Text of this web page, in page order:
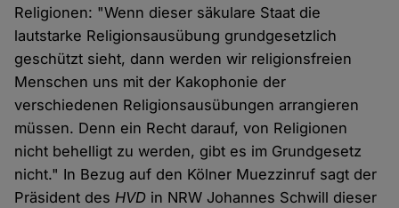
Religionen: "Wenn dieser säkulare Staat die
lautstarke Religionsausübung grundgesetzlich
geschützt sieht, dann werden wir religionsfreien
Menschen uns mit der Kakophonie der
verschiedenen Religions­ausübungen arrangieren
müssen. Denn ein Recht darauf, von Religionen
nicht behelligt zu werden, gibt es im Grundgesetz
nicht." In Bezug auf den Kölner Muezzinruf sagt der
Präsident desHVD in NRW Johannes Schwill dieser